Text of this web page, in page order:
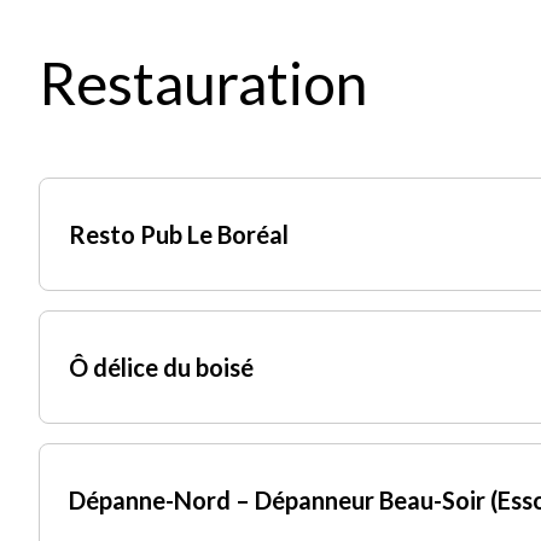
Restauration
Resto Pub Le Boréal
Ô délice du boisé
Dépanne-Nord – Dépanneur Beau-Soir